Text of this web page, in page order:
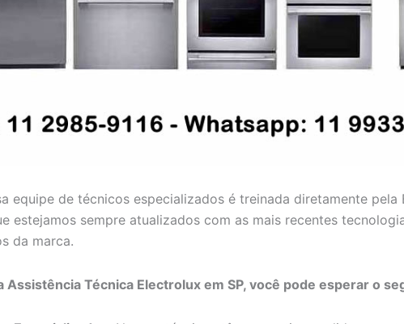
equipe de técnicos especializados é treinada diretamente pela
estejamos sempre atualizados com as mais recentes
da marca.
Assistência Técnica Electrolux em SP, você pode esperar o